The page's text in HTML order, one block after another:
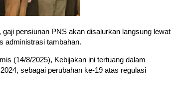
pensiunan PNS akan disalurkan langsung lewat
administrasi tambahan.
(14/8/2025), Kebijakan ini tertuang dalam
sebagai perubahan ke-19 atas regulasi